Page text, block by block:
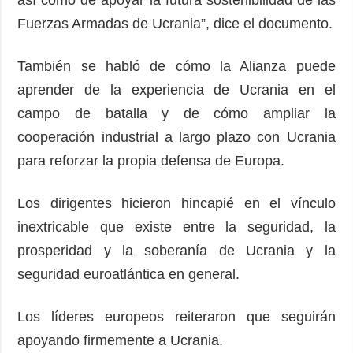
Fuerzas Armadas de Ucrania”, dice el documento.
También se habló de cómo la Alianza puede
aprender de la experiencia de Ucrania en el
campo de batalla y de cómo ampliar la
cooperación industrial a largo plazo con Ucrania
para reforzar la propia defensa de Europa.
Los dirigentes hicieron hincapié en el vínculo
inextricable que existe entre la seguridad, la
prosperidad y la soberanía de Ucrania y la
seguridad euroatlántica en general.
Los líderes europeos reiteraron que seguirán
apoyando firmemente a Ucrania.